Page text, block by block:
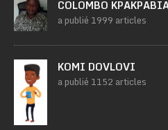
COLOMBO
a publié 1999 articles
KOMI DOVLOVI
a publié 1152 articles